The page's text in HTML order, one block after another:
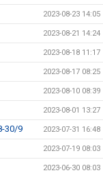
2023-08-23 14:05
2023-08-21 14:24
2023-08-18 11:17
2023-08-17 08:25
2023-08-10 08:39
2023-08-01 13:27
30/9 2023-07-31 16:48
2023-07-19 08:03
2023-06-30 08:03